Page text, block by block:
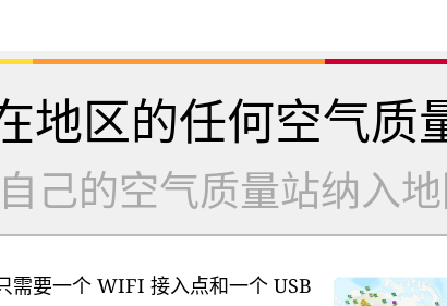
地区的任何空气质
己的空气质量站纳入地
需要一个 WIFI 接入点和一个 USB